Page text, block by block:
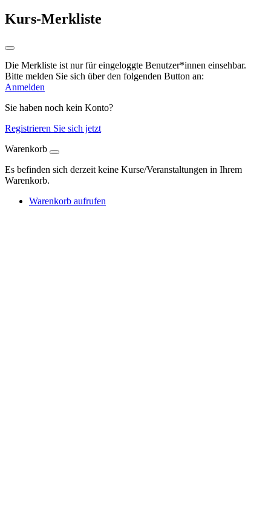
Kurs-Merkliste
Die Merkliste ist nur für eingeloggte Benutzer*innen einsehbar.
Bitte melden Sie sich über den folgenden Button an:
Anmelden
Sie haben noch kein Konto?
Registrieren Sie sich jetzt
Warenkorb
Es befinden sich derzeit keine Kurse/Veranstaltungen in Ihrem
Warenkorb.
Warenkorb aufrufen